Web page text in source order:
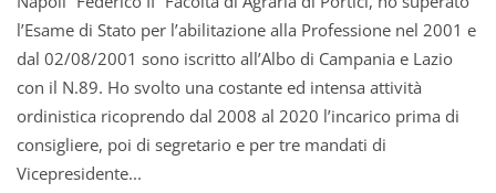
l’Esame di Stato per l’abilitazione alla Professione nel 2001 e
dal 02/08/2001 sono iscritto all’Albo di Campania e Lazio
con il N.89. Ho svolto una costante ed intensa attività
ordinistica ricoprendo dal 2008 al 2020 l’incarico prima di
consigliere, poi di segretario e per tre mandati di
Vicepresidente...